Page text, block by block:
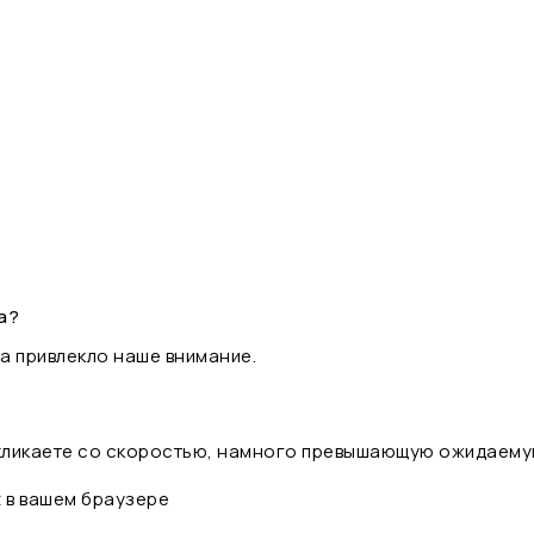
привлекло наше внимание.
со скоростью, намного превышающую
вашем браузере